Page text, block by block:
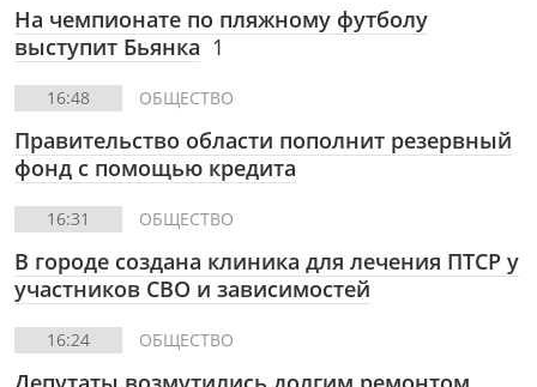
На чемпионате по пляжному футболу
выступит Бьянка 1
16:48 ОБЩЕСТВО
Правительство области пополнит резервный
фонд с помощью кредита
16:31 ОБЩЕСТВО
В городе создана клиника для лечения ПТСР у
участников СВО и зависимостей
16:24 ОБЩЕСТВО